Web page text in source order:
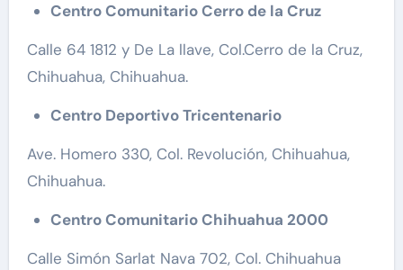
Centro Comunitario Cerro de la Cruz
Calle 64 1812 y De La llave, Col.Cerro de la Cruz,
Chihuahua, Chihuahua.
Centro Deportivo Tricentenario
Ave. Homero 330, Col. Revolución, Chihuahua,
Chihuahua.
Centro Comunitario Chihuahua 2000
Calle Simón Sarlat Nava 702, Col. Chihuahua